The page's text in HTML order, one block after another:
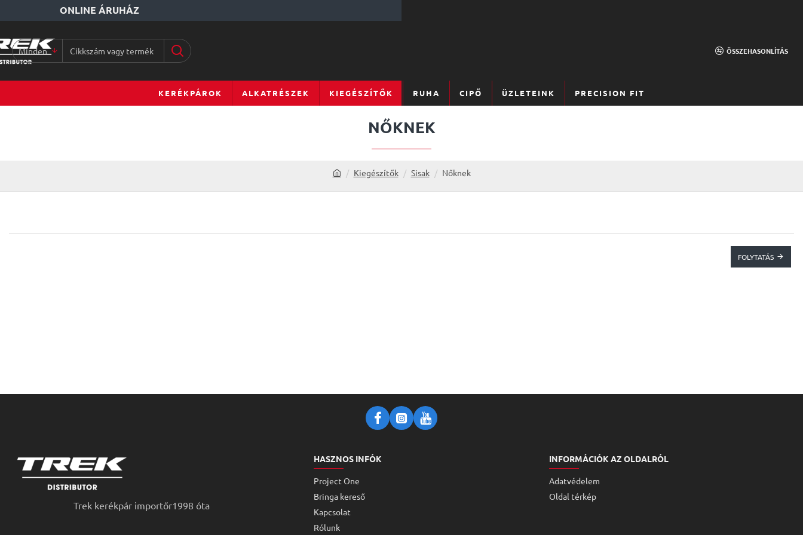
ONLINE ÁRUHÁZ
Minden
Cikkszám
terméknév...
ÖSSZEHASONLÍTÁS
KERÉKPÁROK ALKATRÉSZEK KIEGÉSZÍTŐK RUHA CIPŐ ÜZLETEINK PRECISION FIT
NŐKNEK
o
Kiegészítők Sisak Nőknek
FOLYTATÁS
Trek kerékpár importőr1998 óta
HASZNOS INFÓK
Project One
Bringa kereső
Kapcsolat
Rólunk
INFORMÁCIÓK AZ OLDALRÓL
Adatvédelem
Oldal térkép